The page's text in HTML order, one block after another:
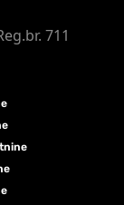
711